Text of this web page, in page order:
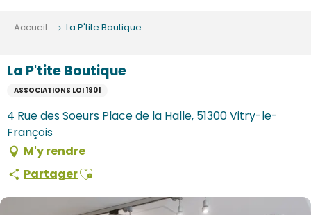
Accueil La P'tite Boutique
La P'tite Boutique
ASSOCIATIONS LOI 1901
4 Rue des Soeurs Place de la Halle, 51300 Vitry-le-
François
M'y rendre
PartagerAjouter aux favoris